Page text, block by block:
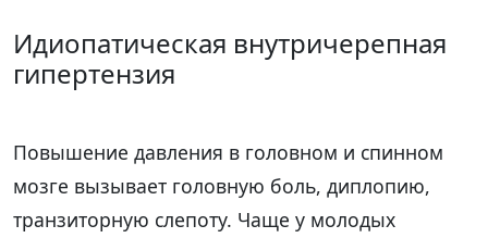
Идиопатическая внутричерепная
гипертензия
Повышение давления в головном и спинном
мозге вызывает головную боль, диплопию,
транзиторную слепоту. Чаще у молодых